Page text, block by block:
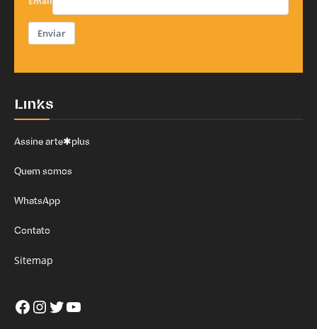
Enviar
Links
Assine arte✱plus
Quem somos
WhatsApp
Contato
Sitemap
Facebook
Instagram
Twitter
Youtube